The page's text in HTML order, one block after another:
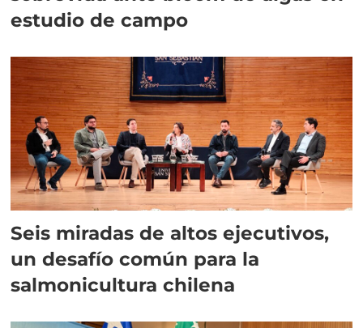
estudio de campo
Seis miradas de altos ejecutivos,
un desafío común para la
salmonicultura chilena